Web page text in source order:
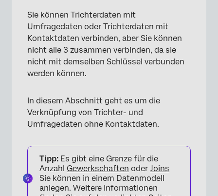
Sie können Trichterdaten mit
Umfragedaten oder Trichterdaten mit
Kontaktdaten verbinden, aber Sie können
nicht alle 3 zusammen verbinden, da sie
nicht mit demselben Schlüssel verbunden
werden können.
In diesem Abschnitt geht es um die
Verknüpfung von Trichter- und
Umfragedaten ohne Kontaktdaten.
Tipp: Es gibt eine Grenze für die
Anzahl Gewerkschaften oder Joins
Sie können in einem Datenmodell
anlegen. Weitere Informationen